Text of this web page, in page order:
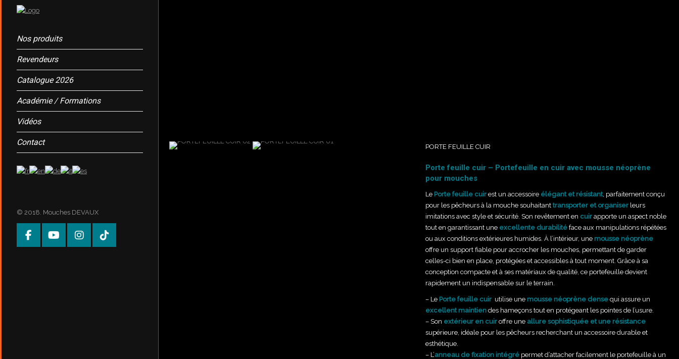
Nos produits
Revendeurs
Catalogue 2026
Académie / Formations
Vidéos
Contact
© 2018. Mouches DEVAUX
PORTE FEUILLE CUIR
Porte feuille cuir – Portefeuille en cuir avec mousse néoprène
pour mouches
Le Porte feuille cuir est un accessoire élégant et résistant, parfaitement conçu
pour les pêcheurs à la mouche souhaitant transporter et organiser leurs
imitations avec style et sécurité. Son revêtement en cuir apporte un aspect noble
tout en garantissant une excellente durabilité face aux manipulations répétées
ou aux conditions extérieures humides. À l’intérieur, une mousse néoprène
offre un support fiable pour accrocher les mouches, permettant de garder
celles-ci bien en place, protégées et accessibles à tout moment. Grâce à sa
conception compacte et à ses matériaux de qualité, ce portefeuille devient
rapidement un indispensable sur le terrain.
– Le Porte feuille cuir utilise une mousse néoprène dense qui assure un
excellent maintien des hameçons tout en protégeant les pointes de l’usure.
– Son extérieur en cuir offre une allure sophistiquée et une résistance
supérieure, idéale pour les pêcheurs recherchant un accessoire durable et
esthétique.
– L’anneau de fixation intégré permet d’attacher facilement le portefeuille à un